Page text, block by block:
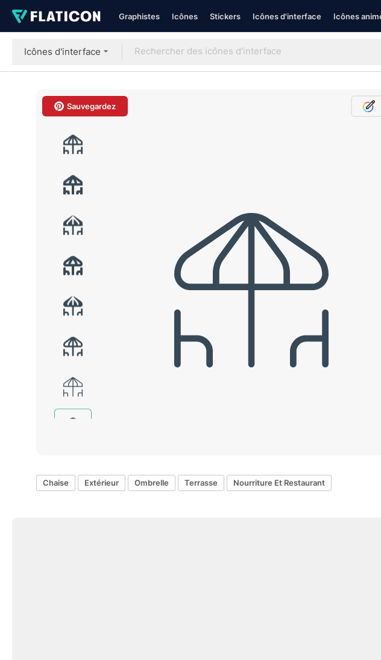
Graphistes Icônes Stickers Icônes d'interface Icônes
Icônes d'interface
Sauvegardez
Chaise Extérieur Ombrelle Terrasse Nourriture Et Restaurant